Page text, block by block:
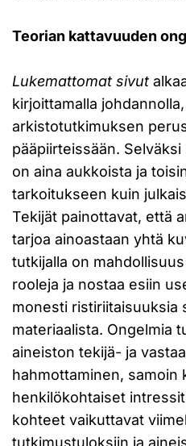
Teorian kattavuuden
Lukemattomat sivut
kirjoittamalla
arkistotutkimuksen
pääpiirteissään.
on aina aukkoista ja
tarkoitukseen kuin
Tekijät painottavat, että
tarjoa ainoastaan yhtä
tutkijalla on
rooleja ja nostaa esiin
monesti ristiriitaisuuksia
materiaalista. Ongelmia
aineiston tekijä- ja
hahmottaminen, samoin
henkilökohtaiset
kohteet vaikuttavat
tutkimustuloksiin ja